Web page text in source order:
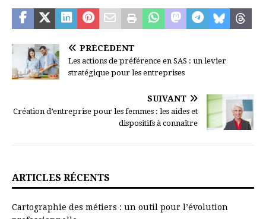
PRÉCÉDENT
Les actions de préférence en SAS : un levier
stratégique pour les entreprises
SUIVANT
Création d’entreprise pour les femmes : les aides et
dispositifs à connaître
ARTICLES RÉCENTS
Cartographie des métiers : un outil pour l’évolution